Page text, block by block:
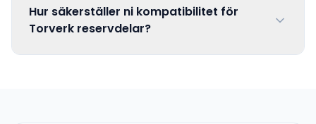
Hur säkerställer ni kompatibilitet för
Torverk reservdelar?